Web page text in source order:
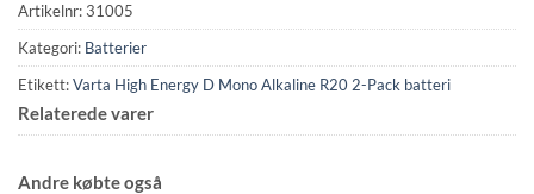
Artikelnr:31005
Kategori: Batterier
Etikett:Varta High Energy D Mono Alkaline R20 2-Pack batteri
Relaterede varer
Andre købte også